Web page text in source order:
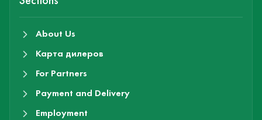
About Us
Карта дилеров
For Partners
Payment and Delivery
Employment